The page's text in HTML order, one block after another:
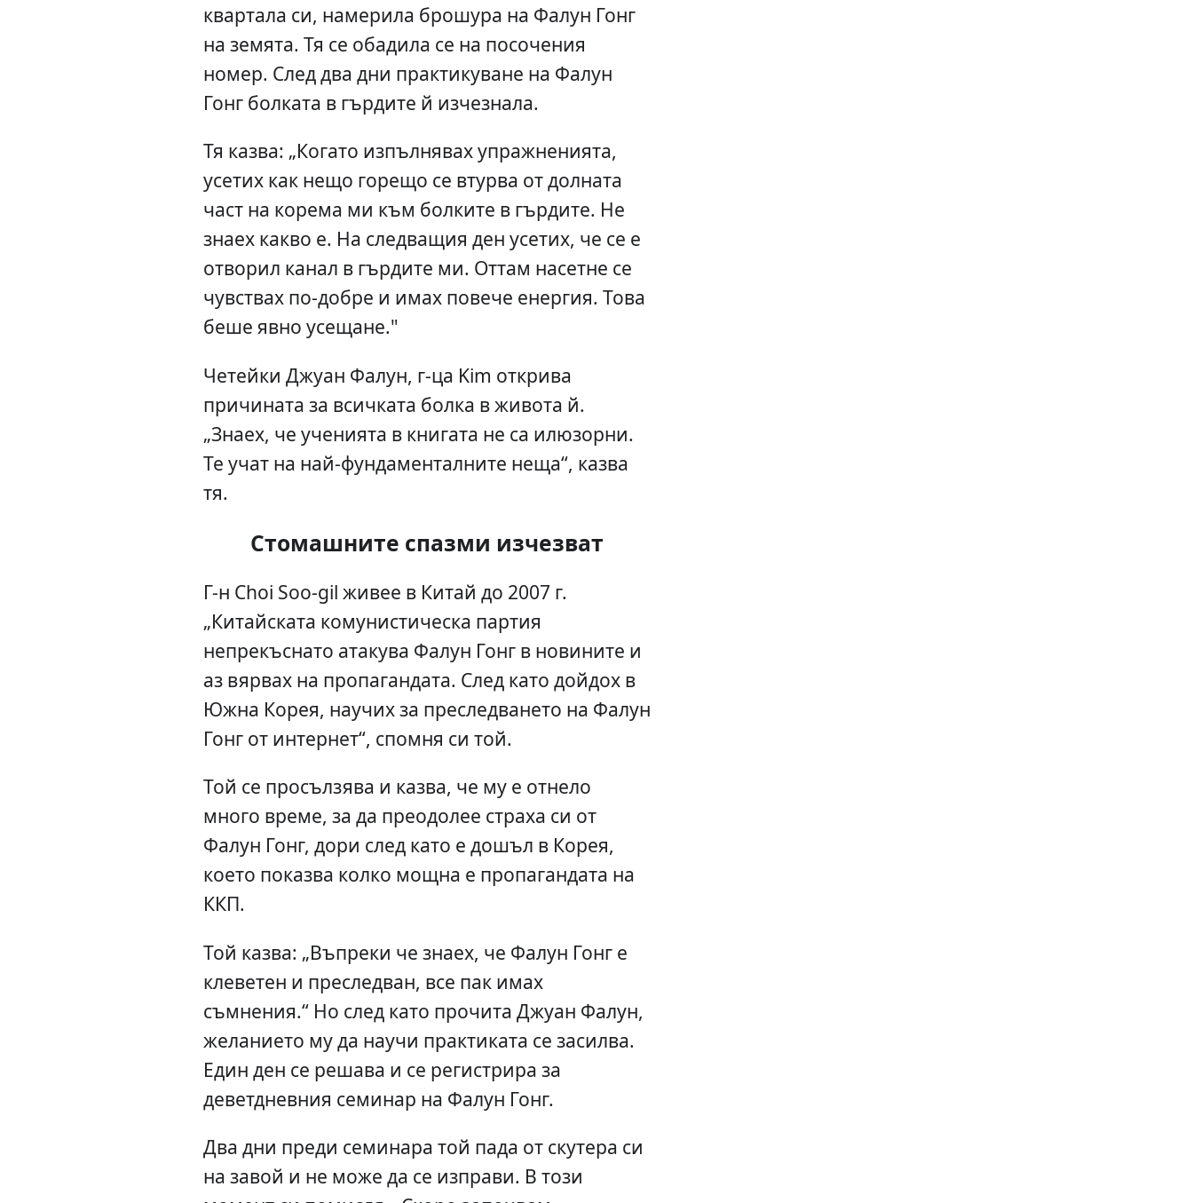
квартала си, намерила брошура на Фалун Гонг
на земята. Тя се обадила се на посочения
номер. След два дни практикуване на Фалун
Гонг болката в гърдите й изчезнала.
Тя казва: „Когато изпълнявах упражненията,
усетих как нещо горещо се втурва от долната
част на корема ми към болките в гърдите. Не
знаех какво е. На следващия ден усетих, че се е
отворил канал в гърдите ми. Оттам насетне се
чувствах по-добре и имах повече енергия. Това
беше явно усещане."
Четейки Джуан Фалун, г-ца Kim открива
причината за всичката болка в живота й.
„Знаех, че ученията в книгата не са илюзорни.
Те учат на най-фундаменталните неща“, казва
тя.
Стомашните спазми изчезват
Г-н Choi Soo-gil живее в Китай до 2007 г.
„Китайската комунистическа партия
непрекъснато атакува Фалун Гонг в новините и
аз вярвах на пропагандата. След като дойдох в
Южна Корея, научих за преследването на Фалун
Гонг от интернет“, спомня си той.
Той се просълзява и казва, че му е отнело
много време, за да преодолее страха си от
Фалун Гонг, дори след като е дошъл в Корея,
което показва колко мощна е пропагандата на
ККП.
Той казва: „Въпреки че знаех, че Фалун Гонг е
клеветен и преследван, все пак имах
съмнения.“ Но след като прочита Джуан Фалун,
желанието му да научи практиката се засилва.
Един ден се решава и се регистрира за
деветдневния семинар на Фалун Гонг.
Два дни преди семинара той пада от скутера си
на завой и не може да се изправи. В този